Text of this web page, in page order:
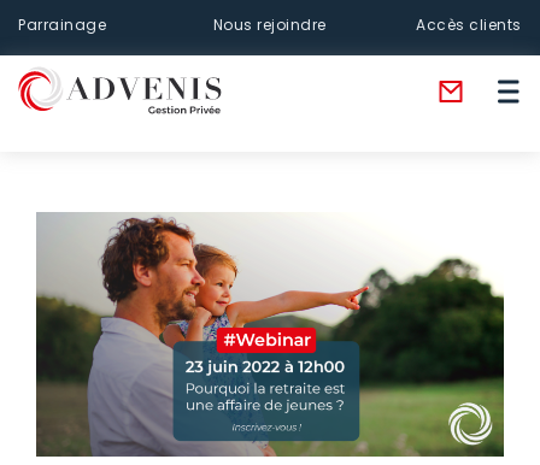
Parrainage Nous rejoindre Accès clients